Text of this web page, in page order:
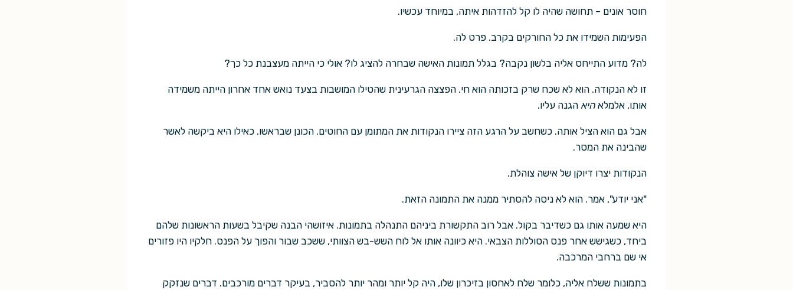
חוסר אונים – תחושה שהיה לו קל להזדהות איתה, במיוחד עכשיו.
הפעימות השמידו את כל החורקים בקרב. פרט לה.
לה? מדוע התייחס אליה בלשון נקבה? בגלל תמונות האישה שבחרה להציג לו? אולי כי הייתה מעצבנת כל כך?
זו לא הנקודה. הוא לא שכח שרק בזכותה הוא חי. הפצצה הגרעינית שהטילו המושבות בצעד נואש אחד אחרון הייתה משמידה
אותו, אלמלא היא הגנה עליו.
אבל גם הוא הציל אותה. כשחשב על הרגע הזה ציירו הנקודות את המתומן עם החוטים. הכונן שבראשו. כאילו היא ביקשה לאשר
שהבינה את המסר.
הנקודות יצרו דיוקן של אישה צוהלת.
"אני יודע", אמר. הוא לא ניסה להסתיר ממנה את התמונה הזאת.
היא שמעה אותו גם כשדיבר בקול. אבל רוב התקשורת ביניהם התנהלה בתמונות. איזושהי הבנה שקיבל בשעות הראשונות שלהם
ביחד, כשגישש אחר פנס הסוללות הצבאי. היא כיוונה אותו אל לוח השש-בש הצוותי, ששכב שבור והפוך על הפנס. חלקיו היו פזורים
אי שם ברחבי המרכבה.
בתמונות ששלח אליה, כלומר שלח לאחסון בזיכרון שלו, היה קל יותר ומהר יותר להסביר, בעיקר דברים מורכבים. דברים שנזקק